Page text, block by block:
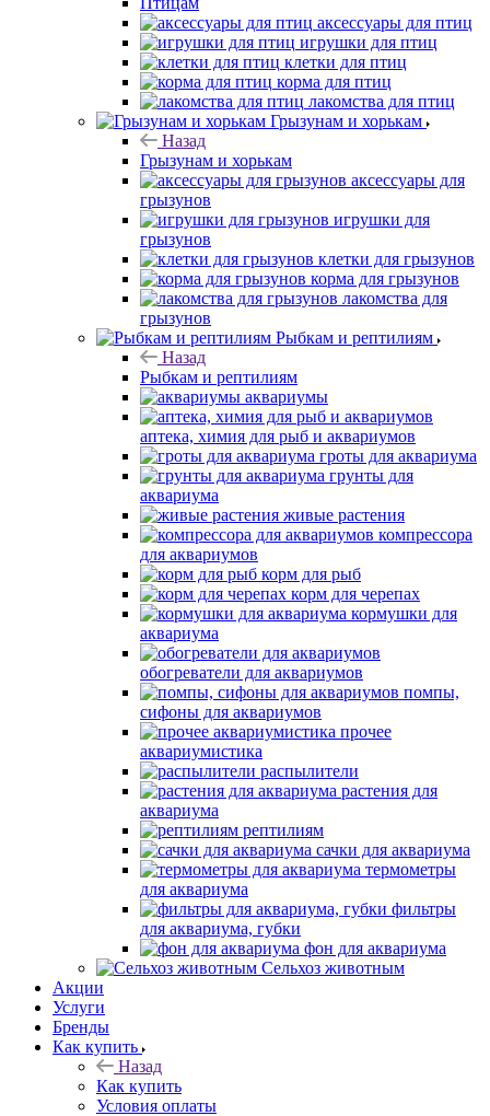
аксессуары для птиц
игрушки для птиц
клетки для птиц
корма для птиц
лакомства для птиц
Грызунам и хорькам
Назад
Грызунам и хорькам
аксессуары для
грызунов
игрушки для
грызунов
клетки для грызунов
корма для грызунов
лакомства для
грызунов
Рыбкам и рептилиям
Назад
Рыбкам и рептилиям
аквариумы
аптека, химия для рыб и аквариумов
гроты для аквариума
грунты для
аквариума
живые растения
компрессора
для аквариумов
корм для рыб
корм для черепах
кормушки для
аквариума
обогреватели для аквариумов
помпы,
сифоны для аквариумов
прочее
аквариумистика
распылители
растения для
аквариума
рептилиям
сачки для аквариума
термометры
для аквариума
фильтры
для аквариума, губки
фон для аквариума
Сельхоз животным
Акции
Услуги
Бренды
Как купить
Назад
Как купить
Условия оплаты